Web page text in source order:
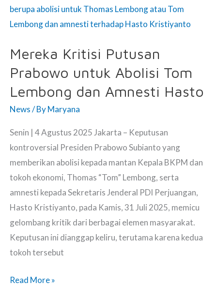
Cuti
Bersama
Agustus,
Merasa
Dibedakan
dengan
Pegawai
Negeri.
Mereka Kritisi Putusan
Prabowo untuk Abolisi Tom
Lembong dan Amnesti Hasto
News/ ByMaryana
Senin | 4 Agustus 2025 Jakarta – Keputusan
kontroversial Presiden Prabowo Subianto yang
memberikan abolisi kepada mantan Kepala BKPM dan
tokoh ekonomi, Thomas “Tom” Lembong, serta
amnesti kepada Sekretaris Jenderal PDI Perjuangan,
Hasto Kristiyanto, pada Kamis, 31 Juli 2025, memicu
gelombang kritik dari berbagai elemen masyarakat.
Keputusan ini dianggap keliru, terutama karena kedua
tokoh tersebut
Mereka
Read More »